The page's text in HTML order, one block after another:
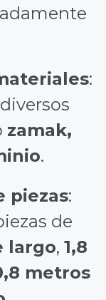
:
zamak,
.
piezas:
de
largo, 1,8
metros